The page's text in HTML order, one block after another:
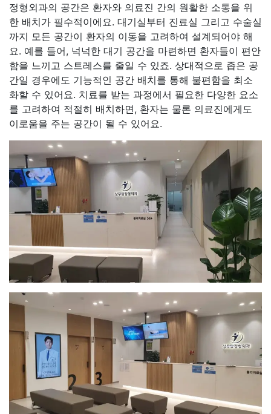
정형외과의 공간은 환자와 의료진 간의 원활한 소통을 위
한 배치가 필수적이에요. 대기실부터 진료실 그리고 수술실
까지 모든 공간이 환자의 이동을 고려하여 설계되어야 해
요. 예를 들어, 넉넉한 대기 공간을 마련하면 환자들이 편안
함을 느끼고 스트레스를 줄일 수 있죠. 상대적으로 좁은 공
간일 경우에도 기능적인 공간 배치를 통해 불편함을 최소
화할 수 있어요. 치료를 받는 과정에서 필요한 다양한 요소
를 고려하여 적절히 배치하면, 환자는 물론 의료진에게도
이로움을 주는 공간이 될 수 있어요.